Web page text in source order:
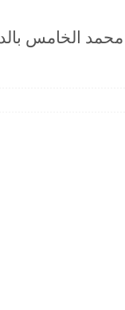
محمد الخامس